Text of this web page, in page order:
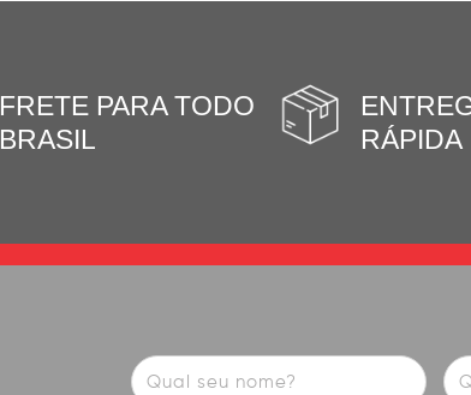
FRETE PARA TODO
BRASIL
RÁPIDA